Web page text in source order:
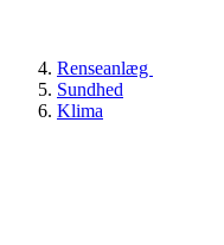
Renseanlæg
Sundhed
Klima